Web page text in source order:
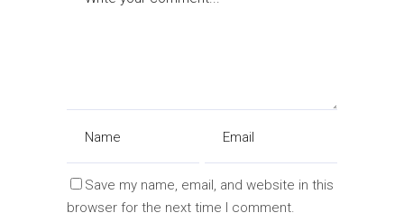
Save my name, email, and website in this
browser for the next time I comment.